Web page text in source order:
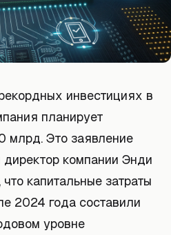
инвестициях в
планирует
млрд. Это заявление
компании Энди
капитальные затраты
2024 года составили
уровне